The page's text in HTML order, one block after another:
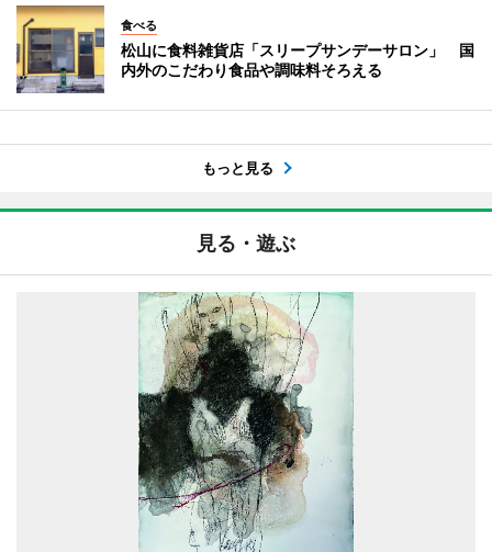
食べる
松山に食料雑貨店「スリープサンデーサロン」 国
内外のこだわり食品や調味料そろえる
もっと見る
見る・遊ぶ